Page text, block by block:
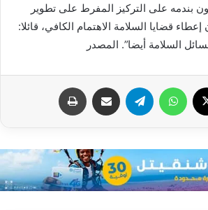
بندمه على التركيز المفرط على تطوير
قضايا السلامة الاهتمام الكافي، قائلا:
السلامة أيضا”. المصدر
واتساب تيلقرام مشاركة عبر البريد